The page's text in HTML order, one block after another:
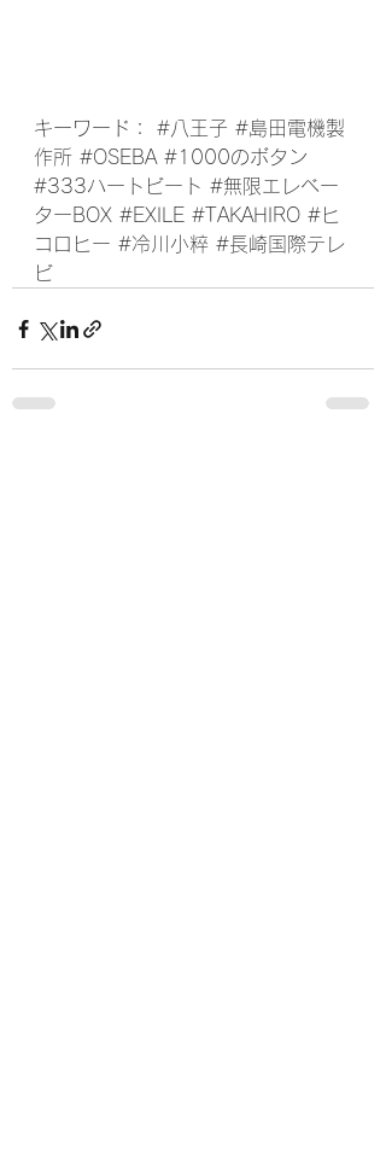
キーワード： #八王子 #島田電機製
作所 #OSEBA #1000のボタン
#333ハートビート #無限エレベー
ターBOX #EXILE #TAKAHIRO #ヒ
コロヒー #冷川小粹 #長崎国際テレ
ビ